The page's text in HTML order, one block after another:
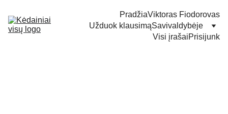
PradžiaViktoras Fiodorovas
Užduok klausimąSavivaldybėje
Visi įrašaiPrisijunk